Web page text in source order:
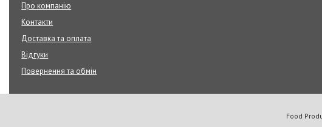
Про компанію
Контакти
Доставка та оплата
Відгуки
Повернення та обмін